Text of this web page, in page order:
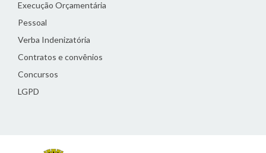
Execução Orçamentária
Pessoal
Verba Indenizatória
Contratos e convênios
Concursos
LGPD